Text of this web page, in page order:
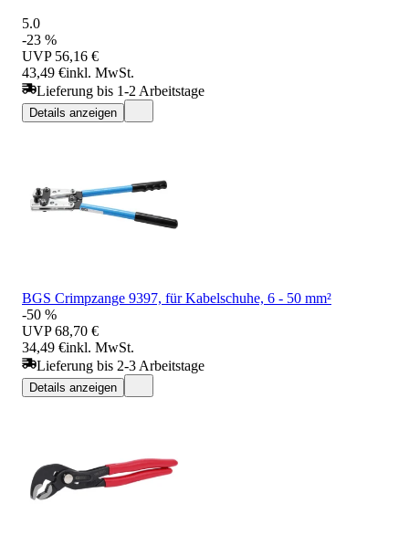
5.0
-23 %
UVP 56,16 €
43,49 €inkl. MwSt.
Lieferung bis 1-2 Arbeitstage
Details anzeigen
BGS Crimpzange 9397, für Kabelschuhe, 6 - 50 mm²
-50 %
UVP 68,70 €
34,49 €inkl. MwSt.
Lieferung bis 2-3 Arbeitstage
Details anzeigen